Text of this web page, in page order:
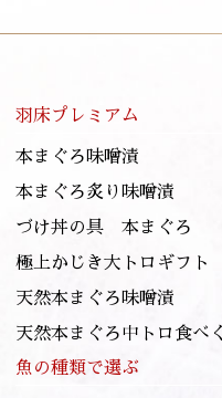
羽床プレミアム
本まぐろ味噌漬
本まぐろ炙り味噌漬
づけ丼の具 本まぐろ
極上かじき大トロギフト
天然本まぐろ味噌漬
天然本まぐろ中トロ食べ
魚の種類で選ぶ